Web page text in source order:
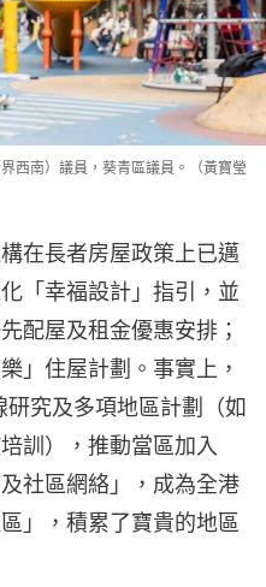
西南）議員，葵青區議員。（黃寶瑩
在長者房屋政策上已邁
「幸福設計」指引，並
配屋及租金優惠安排；
」住屋計劃。事實上，
究及多項地區計劃（如
訓），推動當區加入
社區網絡」，成為全港
」，積累了寶貴的地區